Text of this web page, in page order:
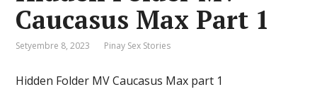
Caucasus Max Part 1
Setyembre 8, 2023 Pinay Sex Stories
Hidden Folder MV Caucasus Max part 1